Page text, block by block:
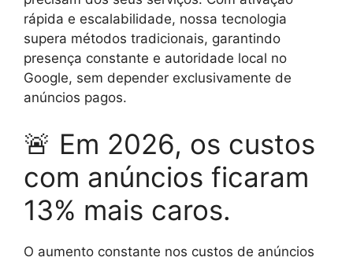
rápida e escalabilidade, nossa tecnologia
supera métodos tradicionais, garantindo
presença constante e autoridade local no
Google, sem depender exclusivamente de
anúncios pagos.
🚨 Em 2026, os custos
com anúncios ficaram
13% mais caros.
O aumento constante nos custos de anúncios